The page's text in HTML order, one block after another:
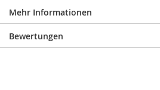
Mehr Informationen
Bewertungen